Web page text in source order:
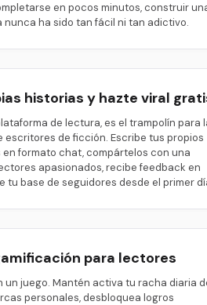
en pocos minutos, construir
ha sido tan fácil ni tan adictivo.
historias y hazte viral
de lectura, es el trampolín para
escritores de ficción. Escribe tus propios
formato chat, compártelos con una
apasionados, recibe feedback en
tu base de seguidores desde el primer
para lectores
un juego. Mantén activa tu racha diaria
personales, desbloquea logros